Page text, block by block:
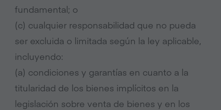
fundamental; o
(c) cualquier responsabilidad que no pueda
ser excluida o limitada según la ley aplicable,
incluyendo:
(a) condiciones y garantías en cuanto a la
titularidad de los bienes implícitos en la
legislación sobre venta de bienes y en los